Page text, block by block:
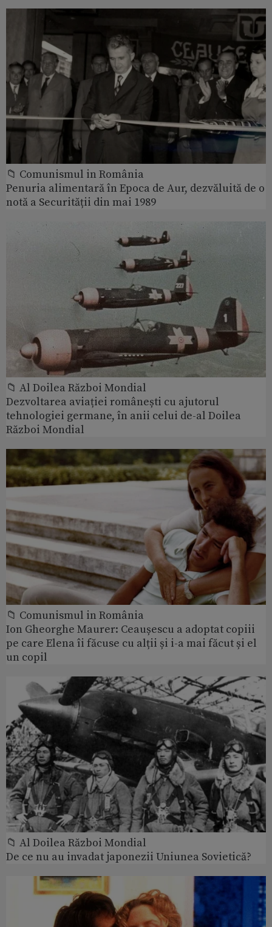
📁 Comunismul in România
Penuria alimentară în Epoca de Aur, dezvăluită de o
notă a Securității din mai 1989
📁 Al Doilea Război Mondial
Dezvoltarea aviației românești cu ajutorul
tehnologiei germane, în anii celui de-al Doilea
Război Mondial
📁 Comunismul in România
Ion Gheorghe Maurer: Ceaușescu a adoptat copiii
pe care Elena îi făcuse cu alții și i-a mai făcut și el
un copil
📁 Al Doilea Război Mondial
De ce nu au invadat japonezii Uniunea Sovietică?